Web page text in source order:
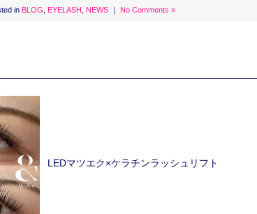
in BLOG EYELASH NEWS ｜ No Comments »
LEDマツエク×ケラチンラッシュリフト